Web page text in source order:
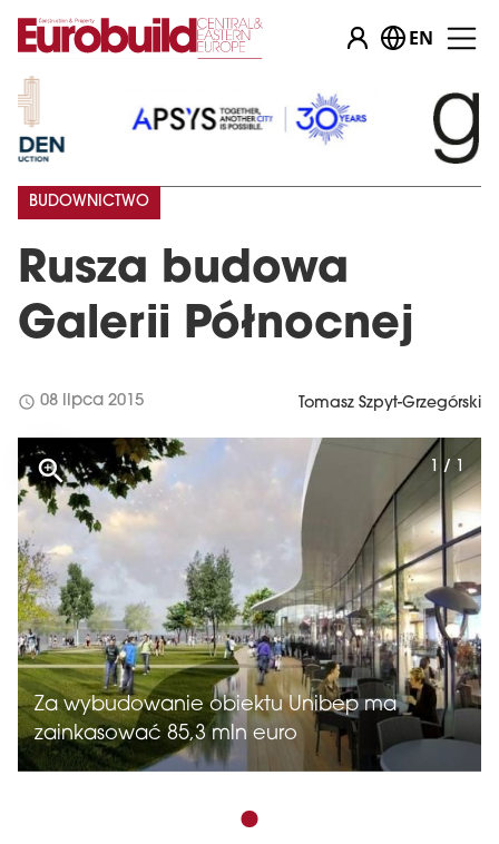
EN
Rusza budowa
Galerii Północnej
BUDOWNICTWO
schedule 08 lipca 2015 Tomasz Szpyt-Grzegórski
Za wybudowanie obiektu Unibep ma
zainkasować 85,3 mln euro
1 / 1